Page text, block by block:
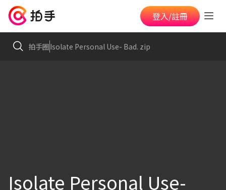
登入/註冊
拍手圈Isolate Personal Use- Bad. zip
Isolate Personal Use-